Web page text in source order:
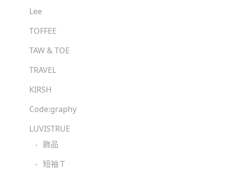
Lee
TOFFEE
TAW & TOE
TRAVEL
KIRSH
Code:graphy
LUVISTRUE
- 飾品
- 短袖Ｔ